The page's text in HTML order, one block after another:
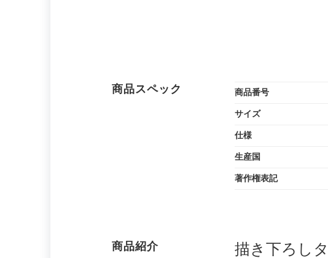
商品スペック 商品番号
サイズ
仕様
生産国
著作権表記
商品紹介 描き下ろし